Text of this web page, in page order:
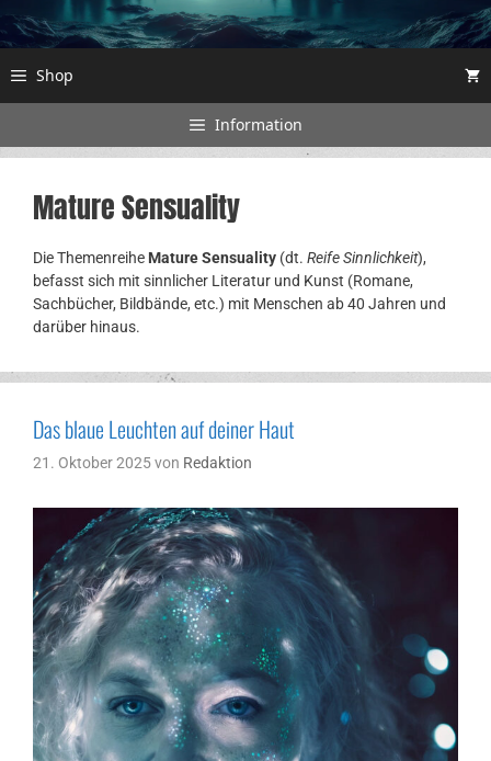
Shop
Information
Mature Sensuality
Die Themenreihe Mature Sensuality (dt. Reife Sinnlichkeit),
befasst sich mit sinnlicher Literatur und Kunst (Romane,
Sachbücher, Bildbände, etc.) mit Menschen ab 40 Jahren und
darüber hinaus.
Das blaue Leuchten auf deiner Haut
21. Oktober 2025von Redaktion